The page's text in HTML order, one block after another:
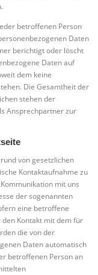
betroffenen Person
Daten
berichtigt oder löscht
Daten auf
dem keine
Die Gesamtheit der
stehen der
Ansprechpartner zur
von gesetzlichen
Kontaktaufnahme zu
mit uns
der sogenannten
eine betroffene
Kontakt mit dem für
die von der
Daten automatisch
betroffenen Person an